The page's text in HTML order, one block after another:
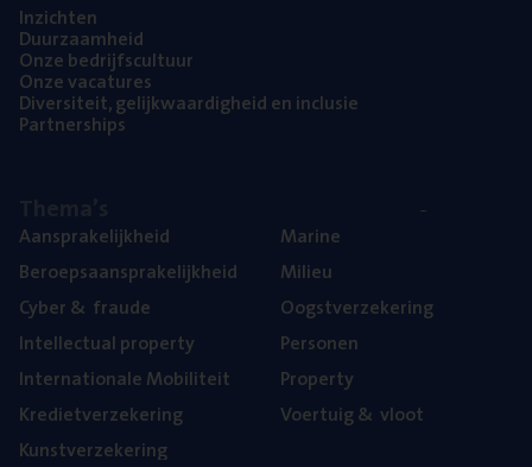
Inzich­ten
Duur­zaam­heid
Onze bedrijfs­cul­tuur
Onze vaca­tu­res
Diver­si­teit, gelijk­waar­dig­heid en inclusie
Part­ner­ships
Aan­spra­ke­lijk­heid
Beroeps­aan­spra­ke­lijk­heid
Cyber& fraude
Intel­lec­tu­al property
Inter­na­ti­o­na­le Mobiliteit
Kre­diet­ver­ze­ke­ring
Kunst­ver­ze­ke­ring
Mari­ne
Mili­eu
Oogst­ver­ze­ke­ring
Per­so­nen
Pro­per­ty
Voer­tuig& vloot